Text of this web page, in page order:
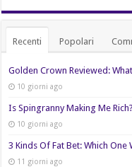
Recenti Popolari
Golden Crown Reviewed:
10 giorni ago
Is Spingranny Making Me Rich?
10 giorni ago
3 Kinds Of Fat Bet: Which
11 giorni ago